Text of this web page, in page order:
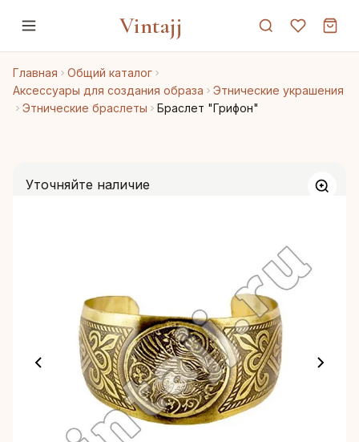
Vintajj
Главная
Общий каталог
Аксессуары для создания образа
Этнические украшения
Этнические браслеты
Браслет "Грифон"
Уточняйте наличие